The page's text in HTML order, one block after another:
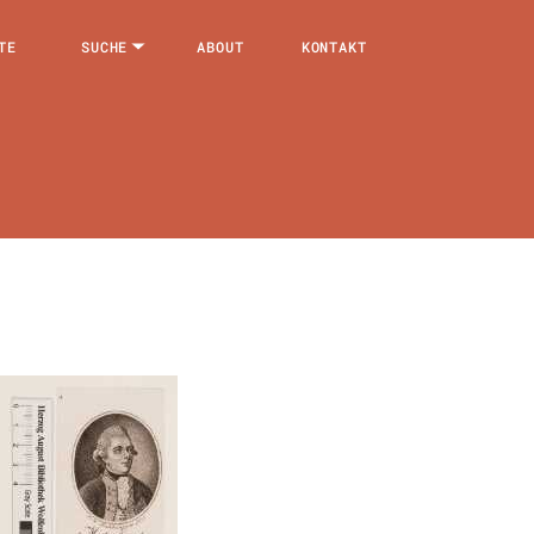
SUCHE ABOUT KONTAKT